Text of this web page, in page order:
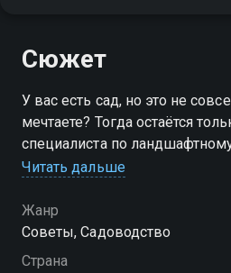
Сюжет
У вас есть сад, но это не
мечтаете? Тогда остаётся
специалиста по
Сахарову с её дружной
Читать дальше
Жанр
Советы, Садоводство
Страна